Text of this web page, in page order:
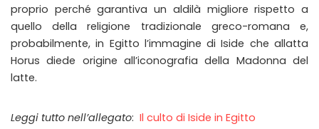
proprio perché garantiva un aldilà migliore rispetto a
quello della religione tradizionale greco-romana e,
probabilmente, in Egitto l’immagine di Iside che allatta
Horus diede origine all’iconografia della Madonna del
latte.
Leggi tutto nell’allegato: Il culto di Iside in Egitto